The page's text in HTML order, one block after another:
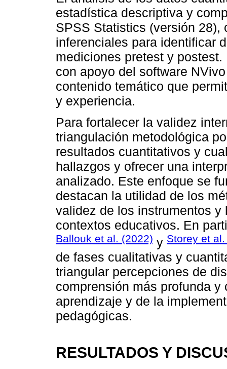
estadística descriptiva y
SPSS Statistics (versión 28),
inferenciales para identificar
mediciones pretest y
con apoyo del software
contenido temático que
y experiencia.
Para fortalecer la validez
triangulación metodológica
resultados cuantitativos y
hallazgos y ofrecer una
analizado. Este enfoque se
destacan la utilidad de los
validez de los instrumentos
contextos educativos. En
Ballouk et al. (2022) y Storey et
de fases cualitativas y
triangular percepciones de
comprensión más profunda
aprendizaje y de la
pedagógicas.
RESULTADOS Y